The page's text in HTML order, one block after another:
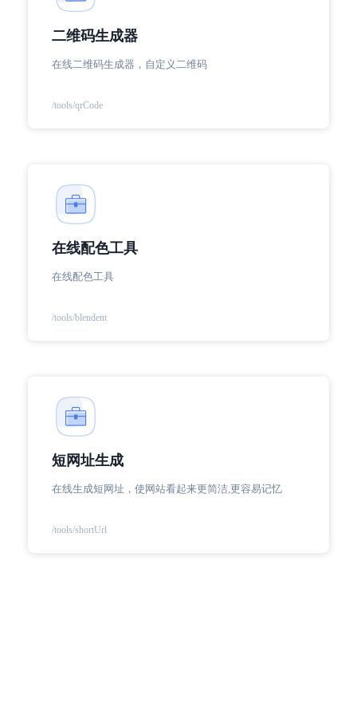
二维码生成器
在线二维码生成器，自定义二维码
/tools/qrCode
在线配色工具
在线配色工具
/tools/blendent
短网址生成
在线生成短网址，使网站看起来更简洁,更容易记忆
/tools/shortUrl